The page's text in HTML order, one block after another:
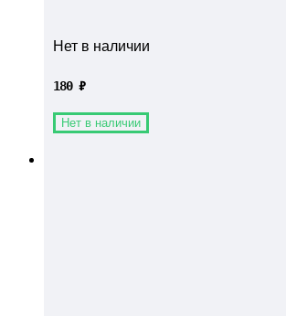
Нет в наличии
180 ₽
Нет в наличии